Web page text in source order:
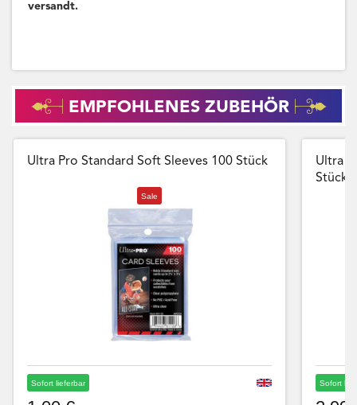
versandt.
EMPFOHLENES ZUBEHÖR
Ultra Pro Standard Soft Sleeves 100 Stück
Sale
Sofort lieferbar
Ultra
Stück
Sofort